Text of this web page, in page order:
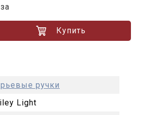
Купить
ручки
Light